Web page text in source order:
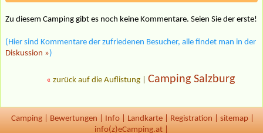
Zu diesem Camping gibt es noch keine Kommentare. Seien Sie der erste!
(Hier sind Kommentare der zufriedenen Besucher, alle findet man in der
Diskussion »)
« zurück auf die Auflistung Camping Salzburg
Camping Bewertungen Info Landkarte Registration sitemap
info(z)eCamping.at |